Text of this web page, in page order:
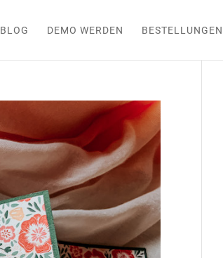
BLOG DEMO WERDEN BESTELLUNGEN